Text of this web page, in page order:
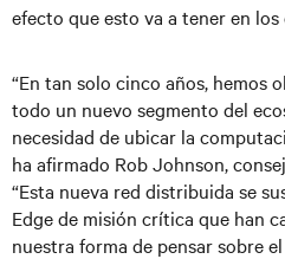
efecto que esto va a tener en
“En tan solo cinco años, hemos
todo un nuevo segmento del
necesidad de ubicar la
ha afirmado Rob Johnson,
“Esta nueva red distribuida se
Edge de misión crítica que han
nuestra forma de pensar sobre